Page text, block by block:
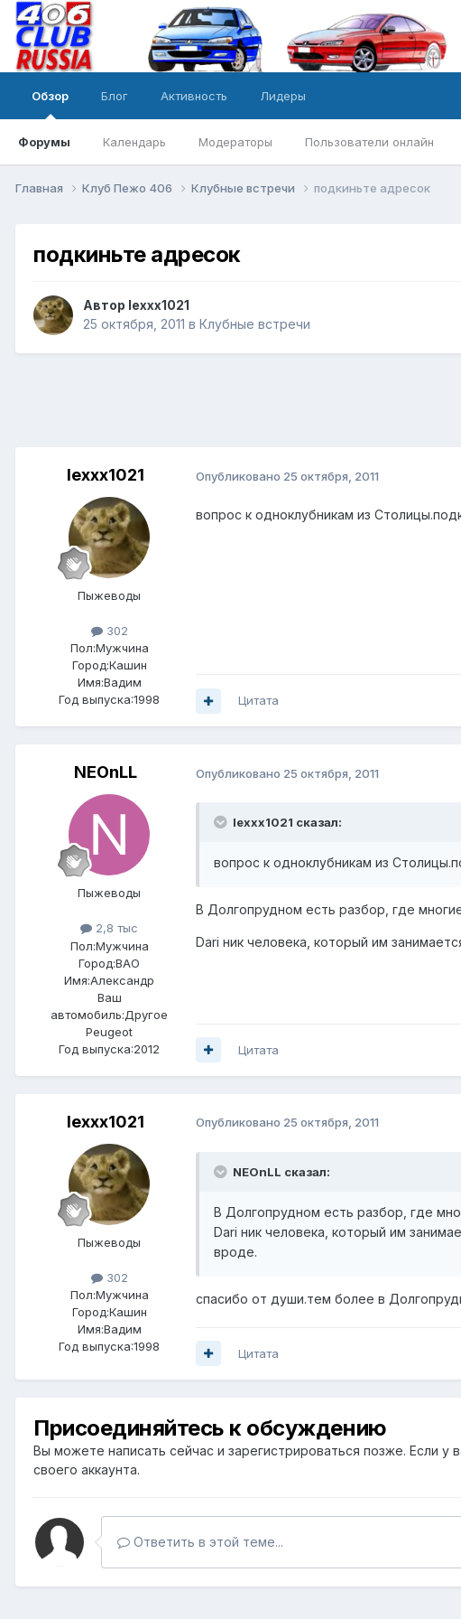
Обзор
Форумы Календарь Модераторы Пользователи онлайн
Блог Активность Лидеры
Главная Клуб Пежо 406 Клубные встречи подкиньте адресок
подкиньте адресок
Автор lexxx1021
25 октября, 2011 в Клубные встречи
lexxx1021
Пыжеводы
302
Пол:Мужчина
Город:Кашин
Имя:Вадим
Год выпуска:1998
Опубликовано 25 октября, 2011
вопрос к одноклубникам из
Цитата
NEOnLL
Пыжеводы
2,8 тыс
Пол:Мужчина
Город:ВАО
Имя:Александр
Ваш
автомобиль:Другое
Peugeot
Год выпуска:2012
Опубликовано 25 октября, 2011
lexxx1021 сказал:
вопрос к одноклубникам из
В Долгопрудном есть разбор, где
Dari ник человека, который им
Цитата
lexxx1021
Пыжеводы
302
Пол:Мужчина
Город:Кашин
Имя:Вадим
Год выпуска:1998
Опубликовано 25 октября, 2011
NEOnLL сказал:
В Долгопрудном есть разбор, где
Dari ник человека, который им
вроде.
спасибо от души.тем более в
Цитата
Присоединяйтесь к обсуждению
Вы можете написать сейчас и зарегистрироваться позже. Если у
своего аккаунта.
Ответить в этой теме...